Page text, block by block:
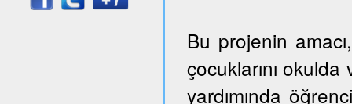
Bu projenin
çocuklarını
yardımında